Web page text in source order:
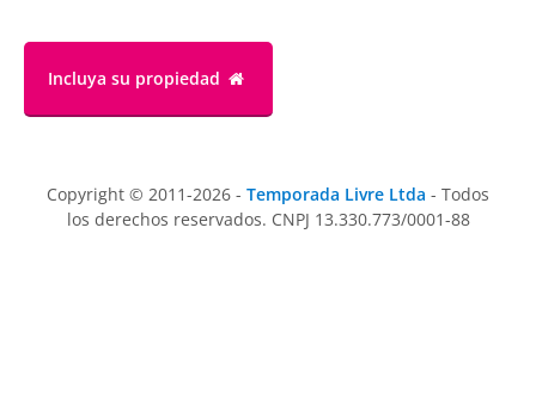
Incluya su propiedad
Copyright © 2011-2026 - Temporada Livre Ltda - Todos
los derechos reservados. CNPJ 13.330.773/0001-88